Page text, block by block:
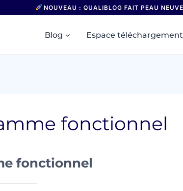
NOUVEAU : QUALIBLOG FAIT PEAU
Blog Espace téléchargement
fonctionnel
fonctionnel